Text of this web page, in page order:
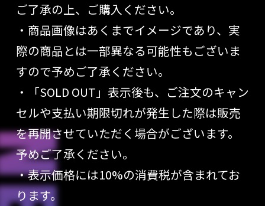
ご了承の上、ご購入ください。
・商品画像はあくまでイメージであり、実
際の商品とは一部異なる可能性もございま
すので予めご了承ください。
・「SOLD OUT」表示後も、ご注文のキャン
セルや支払い期限切れが発生した際は販売
を再開させていただく場合がございます。
予めご了承ください。
・表示価格には10%の消費税が含まれてお
ります。